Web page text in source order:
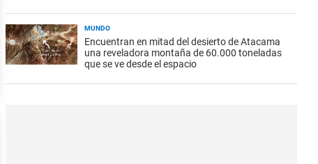
MUNDO
Encuentran en mitad del desierto de Atacama
una reveladora montaña de 60.000 toneladas
que se ve desde el espacio